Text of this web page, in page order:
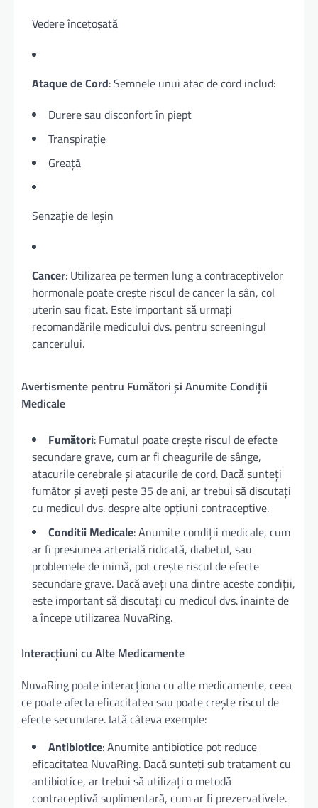
Vedere încețoșată
Ataque de Cord: Semnele unui atac de cord includ:
Durere sau disconfort în piept
Transpirație
Greață
Senzație de leșin
Cancer: Utilizarea pe termen lung a contraceptivelor
hormonale poate crește riscul de cancer la sân, col
uterin sau ficat. Este important să urmați
recomandările medicului dvs. pentru screeningul
cancerului.
Avertismente pentru Fumători și Anumite Condiții
Medicale
Fumători: Fumatul poate crește riscul de efecte
secundare grave, cum ar fi cheagurile de sânge,
atacurile cerebrale și atacurile de cord. Dacă sunteți
fumător și aveți peste 35 de ani, ar trebui să discutați
cu medicul dvs. despre alte opțiuni contraceptive.
Conditii Medicale: Anumite condiții medicale, cum
ar fi presiunea arterială ridicată, diabetul, sau
problemele de inimă, pot crește riscul de efecte
secundare grave. Dacă aveți una dintre aceste condiții,
este important să discutați cu medicul dvs. înainte de
a începe utilizarea NuvaRing.
Interacțiuni cu Alte Medicamente
NuvaRing poate interacționa cu alte medicamente, ceea
ce poate afecta eficacitatea sau poate crește riscul de
efecte secundare. Iată câteva exemple:
Antibiotice: Anumite antibiotice pot reduce
eficacitatea NuvaRing. Dacă sunteți sub tratament cu
antibiotice, ar trebui să utilizați o metodă
contraceptivă suplimentară, cum ar fi prezervativele.